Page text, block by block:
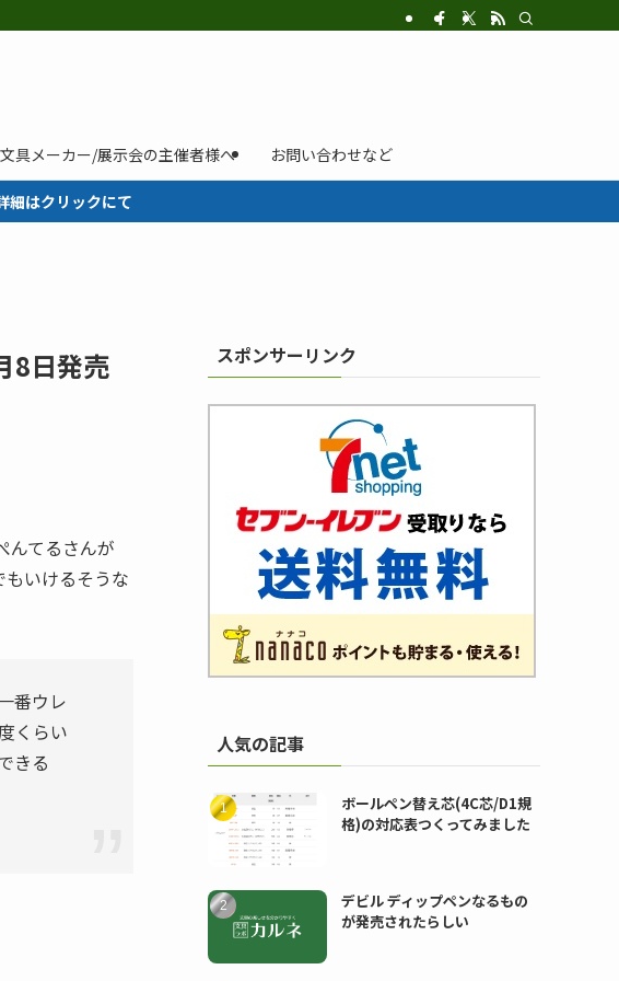
文具メーカー/展示会の主催者様へ お問い合わせなど
細はクリックにて
8日発売
んてるさんが
いけるそうな
番ウレ
くらい
きる
スポンサーリンク
人気の記事
ボールペン替え芯(4C芯/D1規
格)の対応表つくってみました
デビル ディップペンなるもの
が発売されたらしい